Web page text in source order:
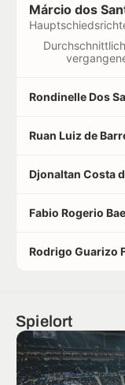
Márcio dos
Rondinelle Dos
Ruan Luiz de
Djonaltan Costa
Fabio Rogerio
Rodrigo Guarizo
Spielort